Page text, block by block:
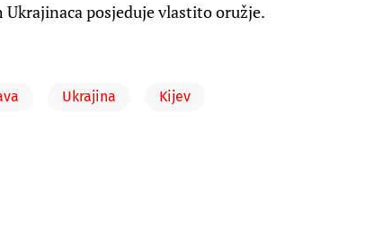
Ukrajinaca posjeduje vlastito oružje.
Ukrajina Kijev